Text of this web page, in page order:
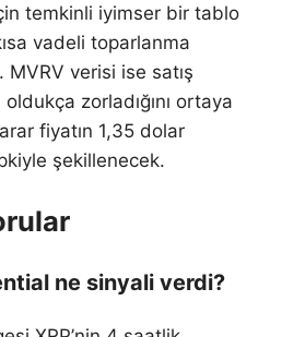
temkinli iyimser bir tablo
vadeli toparlanma
MVRV verisi ise satış
oldukça zorladığını ortaya
fiyatın 1,35 dolar
şekillenecek.
ne sinyali verdi?